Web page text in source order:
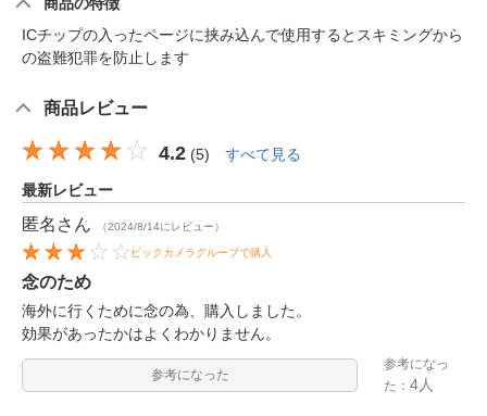
商品の特徴
ICチップの入ったページに挟み込んで使用するとスキミングから
の盗難犯罪を防止します
商品レビュー
4.2 (5) すべて見る
最新レビュー
匿名 さん （2024/8/14にレビュー）
ビックカメラグループで購入
念のため
海外に行くために念の為、購入しました。
効果があったかはよくわかりません。
参考になった
参考になっ
た：4人